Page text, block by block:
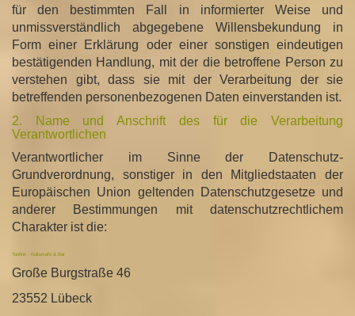
für den bestimmten Fall in informierter Weise und
unmissverständlich abgegebene Willensbekundung in
Form einer Erklärung oder einer sonstigen eindeutigen
bestätigenden Handlung, mit der die betroffene Person zu
verstehen gibt, dass sie mit der Verarbeitung der sie
betreffenden personenbezogenen Daten einverstanden ist.
2. Name und Anschrift des für die Verarbeitung
Verantwortlichen
Verantwortlicher im Sinne der Datenschutz-
Grundverordnung, sonstiger in den Mitgliedstaaten der
Europäischen Union geltenden Datenschutzgesetze und
anderer Bestimmungen mit datenschutzrechtlichem
Charakter ist die:
Tonfink - Kulturcafé & Bar
Große Burgstraße 46
23552 Lübeck